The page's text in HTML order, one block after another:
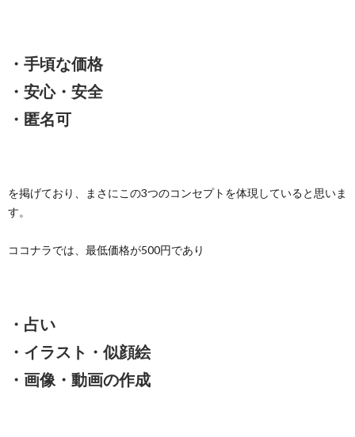
・手頃な価格
・安心・安全
・匿名可
を掲げており、まさにこの3つのコンセプトを体現していると思いま
す。
ココナラでは、最低価格が500円であり
・占い
・イラスト・似顔絵
・画像・動画の作成